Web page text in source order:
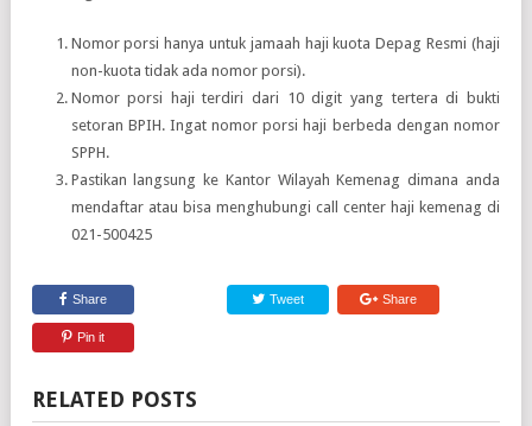
Nomor porsi hanya untuk jamaah haji kuota Depag Resmi (haji
non-kuota tidak ada nomor porsi).
Nomor porsi haji terdiri dari 10 digit yang tertera di bukti
setoran BPIH. Ingat nomor porsi haji berbeda dengan nomor
SPPH.
Pastikan langsung ke Kantor Wilayah Kemenag dimana anda
mendaftar atau bisa menghubungi call center haji kemenag di
021-500425
Share Tweet Share
Pin it
RELATED POSTS